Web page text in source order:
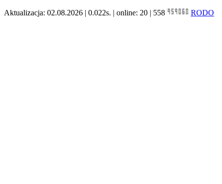
Aktualizacja: 02.08.2026 | 0.022s. | online: 20 | 558 RODO